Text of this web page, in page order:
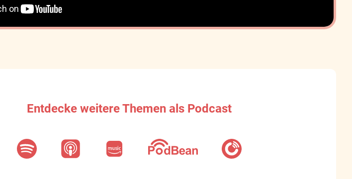
Entdecke weitere Themen als Podcast